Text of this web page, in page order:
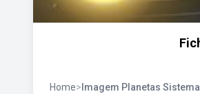
Home> Imagem Planetas